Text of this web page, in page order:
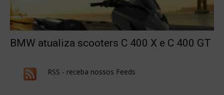
BMW atualiza scooters C 400 X e C 400 GT
RSS - receba nossos Feeds